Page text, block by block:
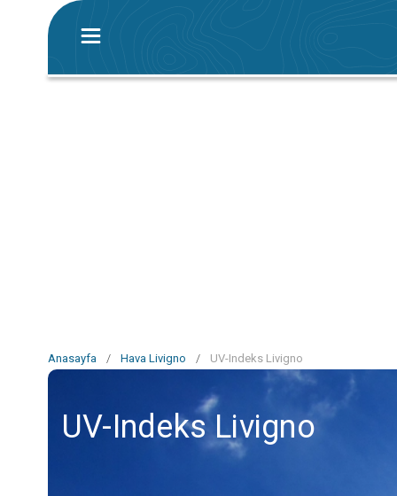
Anasayfa / Hava Livigno / UV-Indeks Livigno
UV-Indeks Livigno